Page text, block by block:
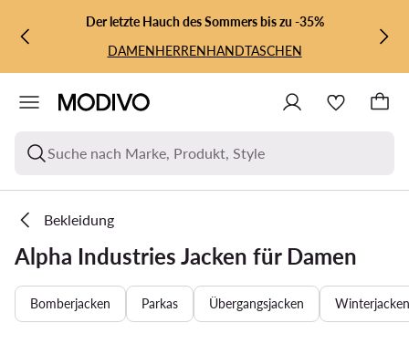
ZUM HAUPTINHALT SPRINGEN
ZUR SUCHEDer letzte Hauch des Sommers bis zu -35%
DAMENHERRENHANDTASCHEN
Suche nach Marke, Produkt, Style
Bekleidung
Alpha Industries Jacken für Damen
Bomberjacken Parkas Übergangsjacken Winterjacken